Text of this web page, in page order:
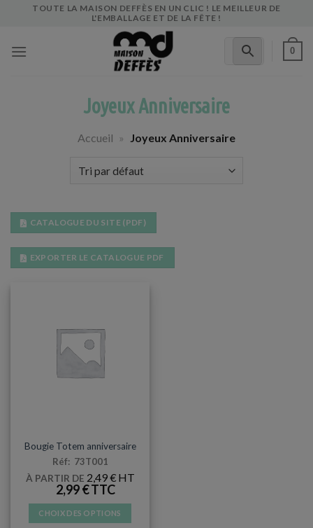
TOUTE LA MAISON DEFFÈS EN UN CLIC ! LE MEILLEUR DE
L'EMBALLAGE ET DE LA FÊTE !
0
Joyeux Anniversaire
Accueil » Joyeux Anniversaire
CATALOGUE DU SITE (PDF)
EXPORTER LE CATALOGUE PDF
Bougie Totem anniversaire
Réf: 73T001
À PARTIR DE 2,49€
2,99€
CHOIX DES OPTIONS